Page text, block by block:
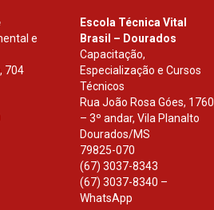
e
704
Escola Técnica Vital
Brasil – Dourados
Capacitação,
Especialização e Cursos
Técnicos
Rua João Rosa Góes, 1760
– 3º andar, Vila Planalto
Dourados/MS
79825-070
(67) 3037-8343
(67) 3037-8340 –
WhatsApp